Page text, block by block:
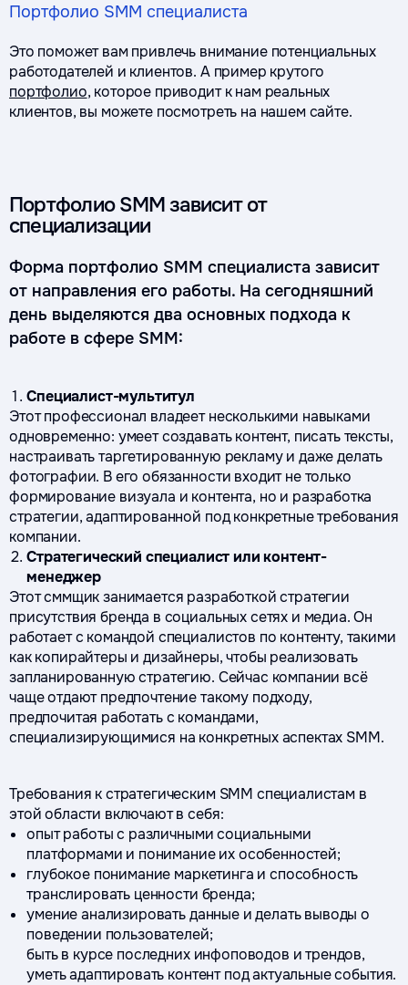
Портфолио SMM специалиста
Это поможет вам привлечь внимание потенциальных
работодателей и клиентов. А пример крутого
портфолио, которое приводит к нам реальных
клиентов, вы можете посмотреть на нашем сайте.
Портфолио SMM зависит от
специализации
Форма портфолио SMM специалиста зависит
от направления его работы. На сегодняшний
день выделяются два основных подхода к
работе в сфере SMM:
Специалист-мультитул
Этот профессионал владеет несколькими навыками
одновременно: умеет создавать контент, писать тексты,
настраивать таргетированную рекламу и даже делать
фотографии. В его обязанности входит не только
формирование визуала и контента, но и разработка
стратегии, адаптированной под конкретные требования
компании.
Стратегический специалист или контент-
менеджер
Этот сммщик занимается разработкой стратегии
присутствия бренда в социальных сетях и медиа. Он
работает с командой специалистов по контенту, такими
как копирайтеры и дизайнеры, чтобы реализовать
запланированную стратегию. Сейчас компании всё
чаще отдают предпочтение такому подходу,
предпочитая работать с командами,
специализирующимися на конкретных аспектах SMM.
Требования к стратегическим SMM специалистам в
этой области включают в себя:
опыт работы с различными социальными
платформами и понимание их особенностей;
глубокое понимание маркетинга и способность
транслировать ценности бренда;
умение анализировать данные и делать выводы о
поведении пользователей;
быть в курсе последних инфоповодов и трендов,
уметь адаптировать контент под актуальные события.